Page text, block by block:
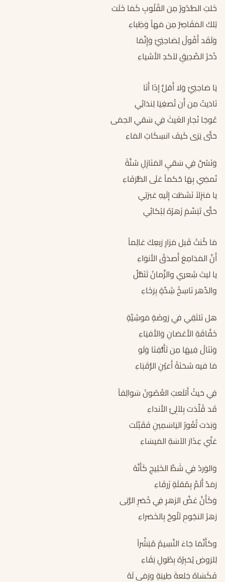
خَلتِ الصُّدُورُ مِن القُلُوبِ كَمَا خَلَت
تِلكَ المَقَاصِرُ مِن مَهاً وَظِباءِ
وَلَقَد أَقُولُ لِصَاحِبَيَّ وَإِنَّمَا
ذُخرُ الصَّدِيقِ لآكدِ الأَشياءِ
يَا صَاحِبَيَّ وَلا أَقلُّ إذَا أَنَا
نَادَيتُ مِن أَن تُصغِيَا لِندَائِي
عُوجَا نُجارِ الغَيثَ فِي سَقي الحِمَى
حَتَّى يَرَى كَيفَ انسِكَابُ المَاءِ
وَنَسُنَّ فِي سَقيِ المَنَازِلِ سُنَّةً
نُمضِي بِهَا حُكماً عَلَى الظُّرَفَاءِ
يا مَنزِلاً نَشطَت إِلَيهِ عَبرَتِي
حَتَّى تَبَسَّمَ زَهرُهُ لِبُكائِي
مَا كُنتُ قَبل مَزارِ رَبعِكَ عَالِماً
أَنَّ المَدَامِعَ أَصدَقُ الأَنوَاءِ
يا ليتَ شِعري والزَّمانُ تَنَقُّلٌ
والدَّهر نَاسِخُ شِدَّةٍ بِرَخَاءِ
هل نَلتَقِي في رَوضَةٍ مَوشِيَّةٍ
خَفَّاقَةِ الأَغصَانِ وَالأَفيَاءِ
وَنَنَالُ فِيهَا مِن تَأَلُّفِنَا وَلَو
مَا فيه سُخنَةُ أَعيُنِ الرُّقَبَاءِ
فِي حَيثُ أَتلَعتِ الغُصُونُ سَوالِفاً
قَد قُلِّدَت بِلآلِئِ الأَنداءِ
وَبَدَت ثُغُورُ اليَاسَمِينِ فَقَبَّلَت
عَنِّي عِذَارَ الآسَةِ المَيسَاءِ
وَالوَردُ فِي شَطِّ الخَلِيجِ كَأَنَّهُ
رَمَدٌ أَلَمَّ بِمُقلَةٍ زَرقَاءِ
وَكَأَنَّ غضَّ الزهرِ فِي خُضرِ الرُّبَى
زهرُ النجُومِ تَلُوحُ بِالخَضراءِ
وكأَنَّمَا جَاءَ النَّسِيمُ مُبَشِّراً
لِلرَوضِ يُخبِرُهُ بِطُولِ بَقَاءِ
فَكَسَاهُ خِلعةَ طِيبَةٍ ورَمَى لَهُ